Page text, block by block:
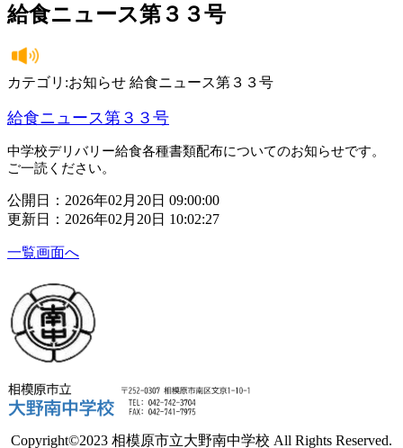
給食ニュース第３３号
カテゴリ:お知らせ 給食ニュース第３３号
給食ニュース第３３号
中学校デリバリー給食各種書類配布についてのお知らせです。
ご一読ください。
公開日：2026年02月20日 09:00:00
更新日：2026年02月20日 10:02:27
一覧画面へ
Copyright©2023 相模原市立大野南中学校 All Rights Reserved.